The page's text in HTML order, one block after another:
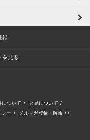
録
を見る
について / 返品について /
シー / メルマガ登録・解除 / /